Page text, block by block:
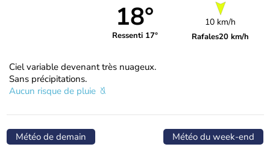
18°
Ressenti 17°
10 km/h
Rafales20 km/h
Ciel variable devenant très nuageux.
Sans précipitations.
Aucun risque de pluie
Météo de demain Météo du week-end